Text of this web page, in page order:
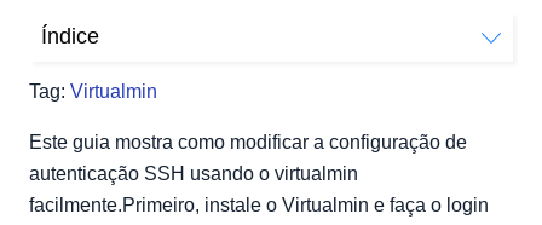
Tag: Virtualmin
Índice
usando o Virtualmin?
Este guia mostra como modificar a configuração de
autenticação SSH usando o virtualmin
facilmente.Primeiro, instale o Virtualmin e faça o login